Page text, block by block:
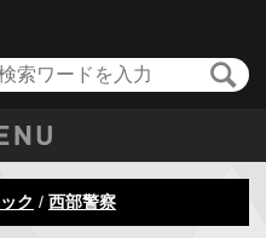
ク / 西部警察